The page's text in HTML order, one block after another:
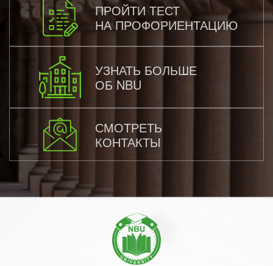
ПРОЙТИ ТЕСТ
НА ПРОФОРИЕНТАЦИЮ
УЗНАТЬ БОЛЬШЕ
ОБ NBU
СМОТРЕТЬ
КОНТАКТЫ